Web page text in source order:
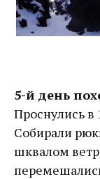
5-й день
Проснулись в
Собирали
шквалом